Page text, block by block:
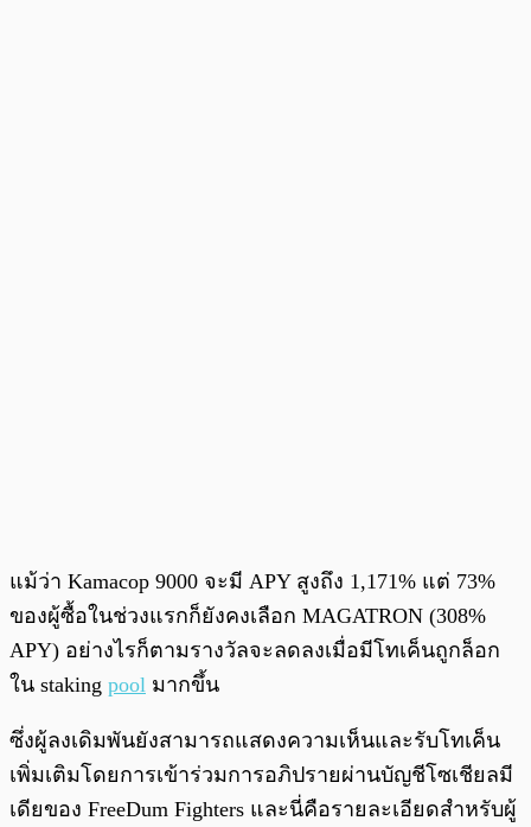
แม้ว่า Kamacop 9000 จะมี APY สูงถึง 1,171% แต่ 73%
ของผู้ซื้อในช่วงแรกก็ยังคงเลือก MAGATRON (308%
APY) อย่างไรก็ตามรางวัลจะลดลงเมื่อมีโทเค็นถูกล็อก
ใน staking pool มากขึ้น
ซึ่งผู้ลงเดิมพันยังสามารถแสดงความเห็นและรับโทเค็น
เพิ่มเติมโดยการเข้าร่วมการอภิปรายผ่านบัญชีโซเชียลมี
เดียของ FreeDum Fighters และนี่คือรายละเอียดสำหรับผู้